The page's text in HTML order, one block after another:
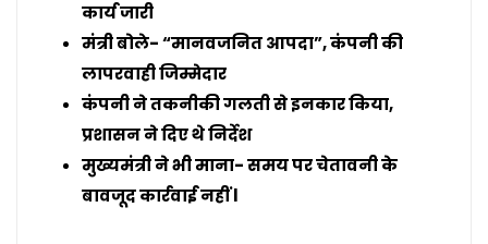
कार्य जारी
मंत्री बोले- “मानवजनित आपदा”, कंपनी की
लापरवाही जिम्मेदार
कंपनी ने तकनीकी गलती से इनकार किया,
प्रशासन ने दिए थे निर्देश
मुख्यमंत्री ने भी माना- समय पर चेतावनी के
बावजूद कार्रवाई नहीं l